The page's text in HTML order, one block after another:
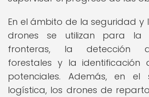
En el ámbito de la seguridad y
drones se utilizan para la
fronteras, la detección
forestales y la identificación
potenciales. Además, en
logística, los drones de